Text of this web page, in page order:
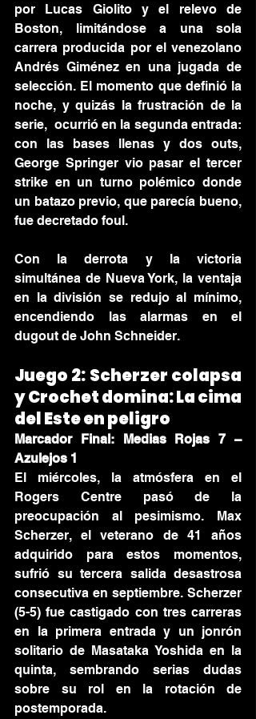
por Lucas Giolito y el relevo de
Boston, limitándose a una sola
carrera producida por el venezolano
Andrés Giménez en una jugada de
selección. El momento que definió la
noche, y quizás la frustración de la
serie,  ocurrió en la segunda entrada:
con las bases llenas y dos outs,
George Springer vio pasar el tercer
strike en un turno polémico donde
un batazo previo, que parecía bueno,
fue decretado foul.
Con la derrota y la victoria
simultánea de Nueva York, la ventaja
en la división se redujo al mínimo,
encendiendo las alarmas en el
dugout de John Schneider.
Juego 2: Scherzer colapsa
y Crochet domina: La cima
del Este en peligro
Marcador Final: Medias Rojas 7 –
Azulejos 1
El miércoles, la atmósfera en el
Rogers Centre pasó de la
preocupación al pesimismo. Max
Scherzer, el veterano de 41 años
adquirido para estos momentos,
sufrió su tercera salida desastrosa
consecutiva en septiembre. Scherzer
(5-5) fue castigado con tres carreras
en la primera entrada y un jonrón
solitario de Masataka Yoshida en la
quinta, sembrando serias dudas
sobre su rol en la rotación de
postemporada.